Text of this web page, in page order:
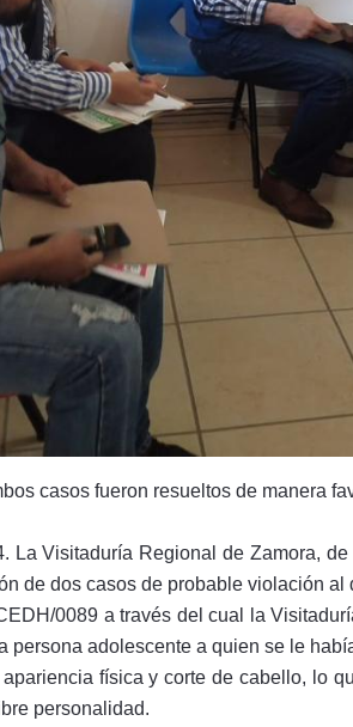
casos fueron resueltos de manera
La Visitaduría Regional de Zamora,
de dos casos de probable violación
0089 a través del cual la
persona adolescente a quien se le
física y corte de cabello, lo
personalidad.